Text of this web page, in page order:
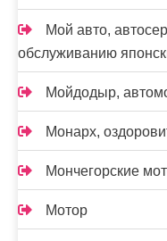
Мой авто,
обслуживанию
Мойдодыр,
Монарх,
Мончегорские
Мотор